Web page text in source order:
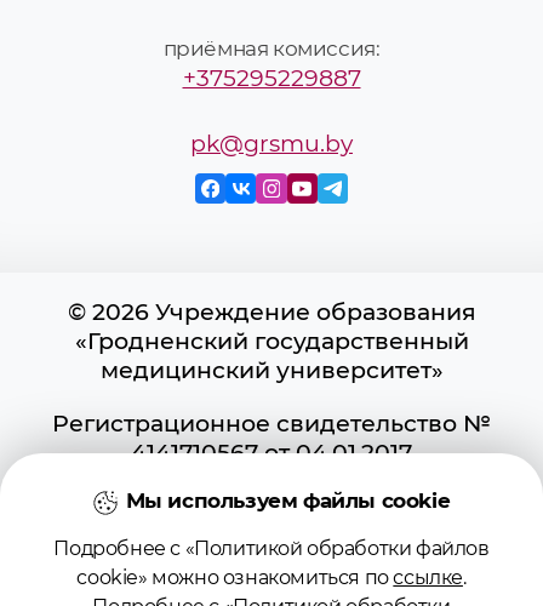
приёмная комиссия:
+375295229887
pk@grsmu.by
© 2026 Учреждение образования
«Гродненский государственный
медицинский университет»
Регистрационное свидетельство №
4141710567 от 04.01.2017
информационных ресурсов
Использование материалов сайта
возможно при условии указания
активной ссылки на первоисточник.
Мы используем файлы cookie
Подробнее с «Политикой обработки файлов
cookie» можно ознакомиться поссылке.